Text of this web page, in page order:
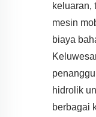
keluaran,
mesin
biaya
hidrolik
berbagai